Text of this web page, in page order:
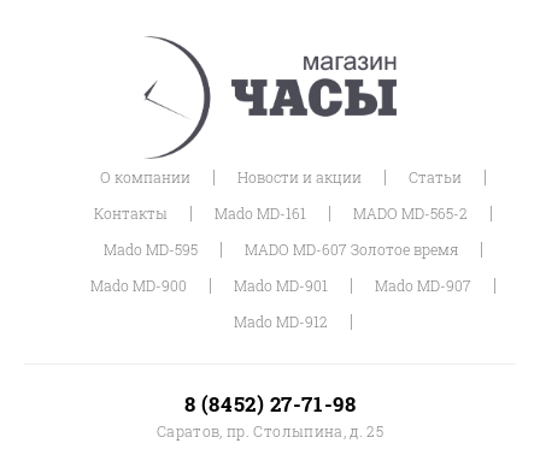
О компании | Новости и акции | Статьи |
Контакты | Mado MD-161 | MADO MD-565-2 |
Mado MD-595 | MADO MD-607 Золотое время |
Mado MD-900 | Mado MD-901 | Mado MD-907 |
Mado MD-912 |
8 (8452) 27-71-98
Саратов, пр. Столыпина, д. 25